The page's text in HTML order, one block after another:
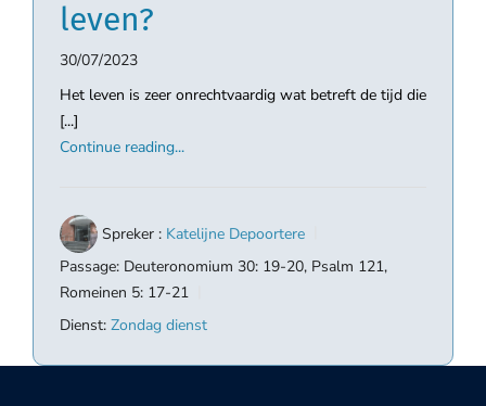
leven?
30/07/2023
Het leven is zeer onrechtvaardig wat betreft de tijd die
[...]
Continue reading...
Spreker : Katelijne Depoortere
Passage: Deuteronomium 30: 19-20, Psalm 121,
Romeinen 5: 17-21
Dienst: Zondag dienst